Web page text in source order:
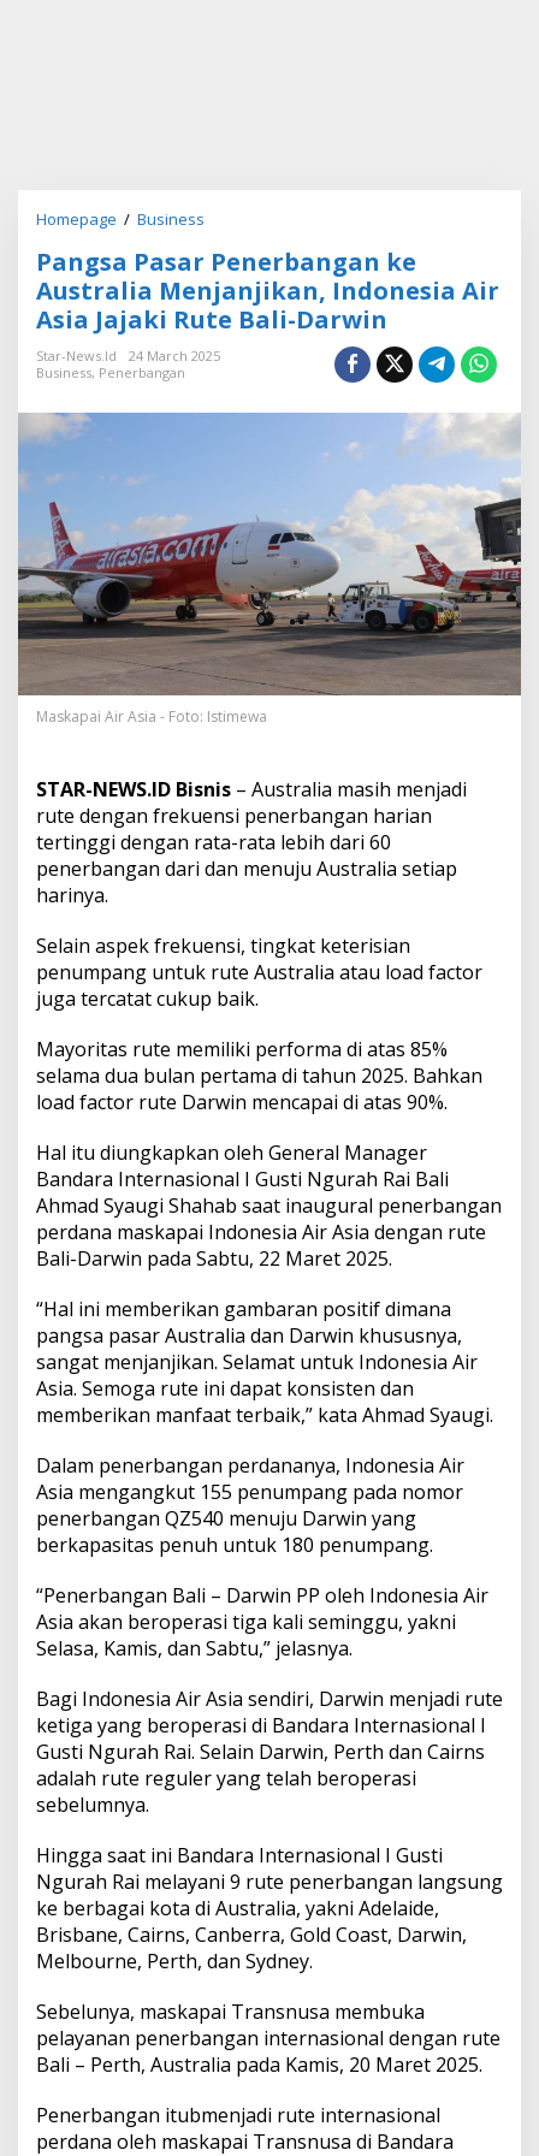
Homepage / Business
g
s
a
P
a
r
b
a
n
g
a
n
k
e
s
t
r
a
l
e
n
j
n
j
i
k
n
,
I
n
d
o
e
s
i
a
A
i
s
i
a
J
a
k
i
u
t
e
B
a
D
a
r
w
n
Pangsa Pasar Penerbangan ke
Australia Menjanjikan, Indonesia Air
Asia Jajaki Rute Bali-Darwin
Star-News.id
24 March 2025
Business, Penerbangan
Maskapai Air Asia - Foto: Istimewa
STAR-NEWS.ID Bisnis – Australia masih menjadi
rute dengan frekuensi penerbangan harian
tertinggi dengan rata-rata lebih dari 60
penerbangan dari dan menuju Australia setiap
harinya.
Selain aspek frekuensi, tingkat keterisian
penumpang untuk rute Australia atau load factor
juga tercatat cukup baik.
Mayoritas rute memiliki performa di atas 85%
selama dua bulan pertama di tahun 2025. Bahkan
load factor rute Darwin mencapai di atas 90%.
Hal itu diungkapkan oleh General Manager
Bandara Internasional I Gusti Ngurah Rai Bali
Ahmad Syaugi Shahab saat inaugural penerbangan
perdana maskapai Indonesia Air Asia dengan rute
Bali-Darwin pada Sabtu, 22 Maret 2025.
“Hal ini memberikan gambaran positif dimana
pangsa pasar Australia dan Darwin khususnya,
sangat menjanjikan. Selamat untuk Indonesia Air
Asia. Semoga rute ini dapat konsisten dan
memberikan manfaat terbaik,” kata Ahmad Syaugi.
Dalam penerbangan perdananya, Indonesia Air
Asia mengangkut 155 penumpang pada nomor
penerbangan QZ540 menuju Darwin yang
berkapasitas penuh untuk 180 penumpang.
“Penerbangan Bali – Darwin PP oleh Indonesia Air
Asia akan beroperasi tiga kali seminggu, yakni
Selasa, Kamis, dan Sabtu,” jelasnya.
Bagi Indonesia Air Asia sendiri, Darwin menjadi rute
ketiga yang beroperasi di Bandara Internasional I
Gusti Ngurah Rai. Selain Darwin, Perth dan Cairns
adalah rute reguler yang telah beroperasi
sebelumnya.
Hingga saat ini Bandara Internasional I Gusti
Ngurah Rai melayani 9 rute penerbangan langsung
ke berbagai kota di Australia, yakni Adelaide,
Brisbane, Cairns, Canberra, Gold Coast, Darwin,
Melbourne, Perth, dan Sydney.
Sebelunya, maskapai Transnusa membuka
pelayanan penerbangan internasional dengan rute
Bali – Perth, Australia pada Kamis, 20 Maret 2025.
Penerbangan itubmenjadi rute internasional
perdana oleh maskapai Transnusa di Bandara